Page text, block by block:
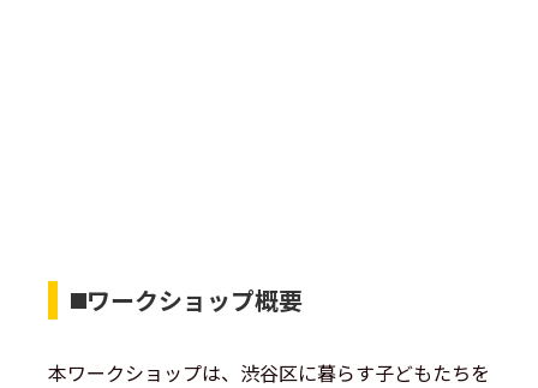
◼️ワークショップ概要
本ワークショップは、渋谷区に暮らす子どもたちを